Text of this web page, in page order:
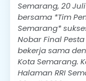
Semarang, 20
bersama *Tim
Semarang*
Nobar Final
bekerja sama
Kota Semarang.
Halaman RRI